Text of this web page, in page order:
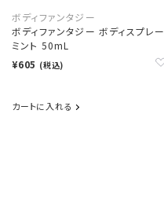
ボディファンタジー
ボディファンタジー ボディスプレー
ミント 50mL
¥605 (税込)
カートに入れる